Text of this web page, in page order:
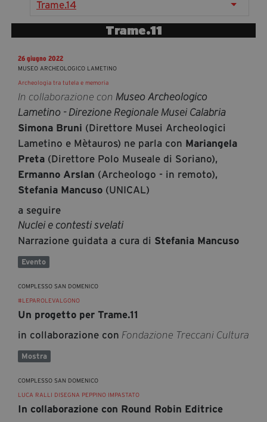
segreteria@tramefestival.it
info@tramefestival.itTrame.11
26 giugno 2022
MUSEO ARCHEOLOGICO LAMETINO
Archeologia tra tutela e memoria
In collaborazione con Museo Archeologico
Lametino - Direzione Regionale Musei Calabria
Simona Bruni (Direttore Musei Archeologici
Lametino e Mètauros) ne parla con Mariangela
Preta (Direttore Polo Museale di Soriano),
Ermanno Arslan (Archeologo - in remoto),
Stefania Mancuso (UNICAL)
a seguire
Nuclei e contesti svelati
Narrazione guidata a cura di Stefania Mancuso
Evento
COMPLESSO SAN DOMENICO
#LEPAROLEVALGONO
Un progetto per Trame.11
in collaborazione con Fondazione Treccani Cultura
Mostra
COMPLESSO SAN DOMENICO
LUCA RALLI DISEGNA PEPPINO IMPASTATO
In collaborazione con Round Robin Editrice
Trame.14